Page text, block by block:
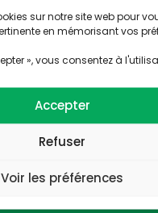
sur notre site web pour
en mémorisant vos
», vous consentez à
Accepter
Refuser
Voir les préférences
webinaires